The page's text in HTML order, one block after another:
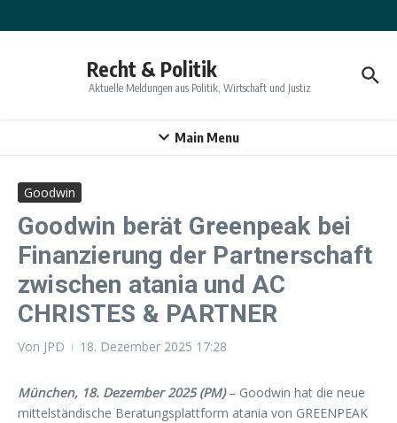
Recht & Politik
Aktuelle Meldungen aus Politik, Wirtschaft und Justiz
Main Menu
Goodwin
Goodwin berät Greenpeak bei
Finanzierung der Partnerschaft
zwischen atania und AC
CHRISTES & PARTNER
Von JPD 18. Dezember 2025 17:28
München, 18. Dezember 2025 (PM)– Goodwin hat die neue
mittelständische Beratungsplattform atania von GREENPEAK